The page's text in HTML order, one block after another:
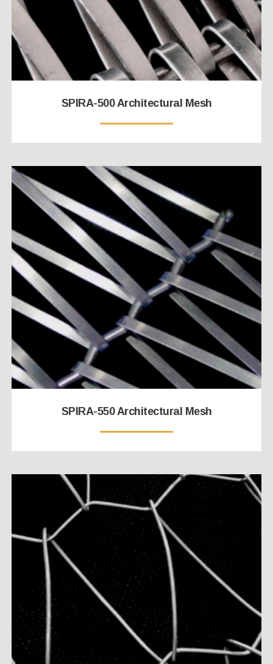
SPIRA-500 Architectural Mesh
SPIRA-550 Architectural Mesh